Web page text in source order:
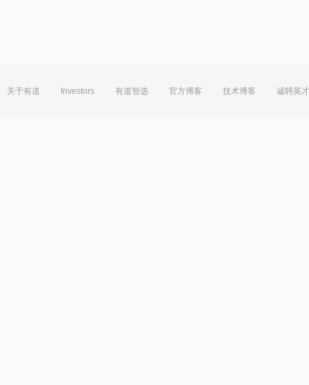
关于有道 Investors 有道智选 官方博客 技术博客 诚聘英才